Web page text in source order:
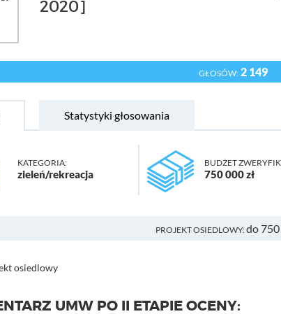
2020]
GŁOSÓW: 2 149
Statystyki głosowania
KATEGORIA:
zieleń/rekreacja
BUDŻET
750 000 zł
PROJEKT OSIEDLOWY:do 750
osiedlowy
UMW PO II ETAPIE OCENY: